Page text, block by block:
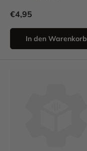
€4,95
In den Warenkorb